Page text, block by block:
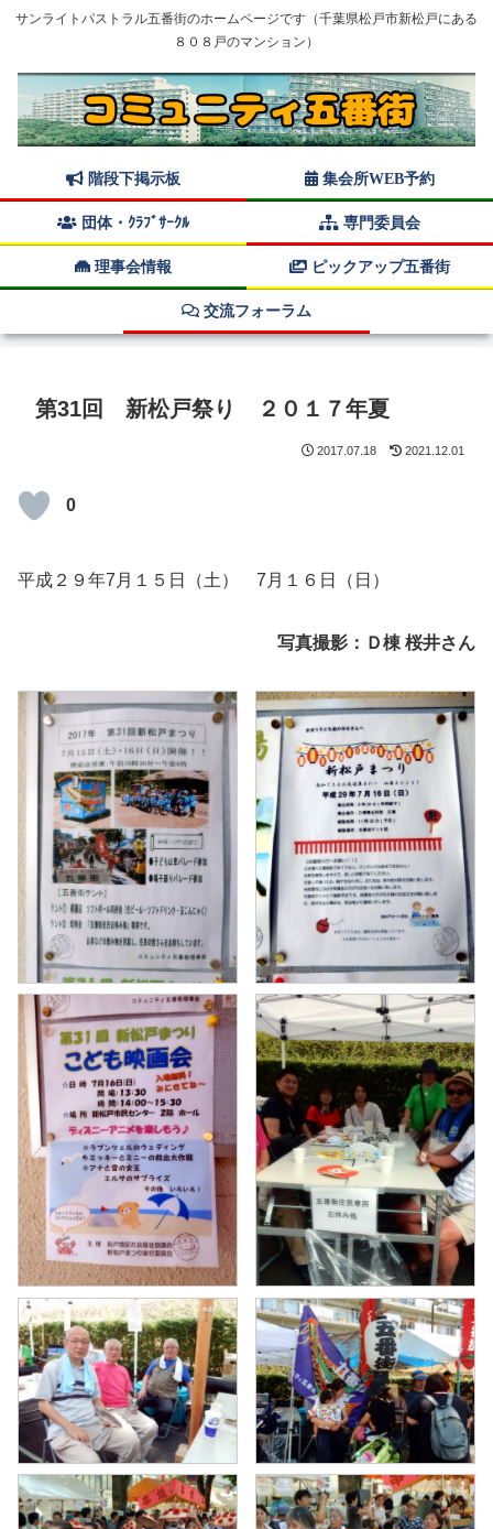
サンライトパストラル五番街のホームページです（千葉県松戸市新松戸にある
８０８戸のマンション）
階段下掲示板 集会所WEB予約
団体・ｸﾗﾌﾞｻｰｸﾙ 専門委員会
理事会情報 ピックアップ五番街
交流フォーラム
第31回 新松戸祭り ２０１７年夏
2017.07.18 2021.12.01
0
平成２９年7月１５日（土） 7月１６日（日）
写真撮影：Ｄ棟 桜井さん